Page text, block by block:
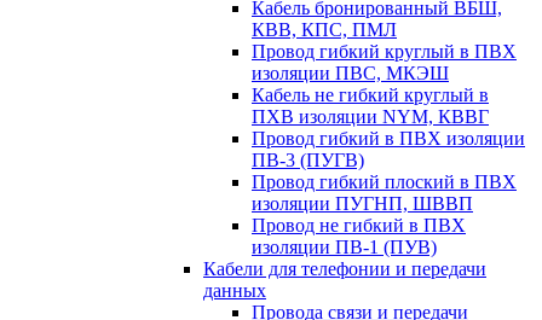
Кабель бронированный ВБШ,
КВВ, КПС, ПМЛ
Провод гибкий круглый в ПВХ
изоляции ПВС, МКЭШ
Кабель не гибкий круглый в
ПХВ изоляции NYM, КВВГ
Провод гибкий в ПВХ изоляции
ПВ-3 (ПУГВ)
Провод гибкий плоский в ПВХ
изоляции ПУГНП, ШВВП
Провод не гибкий в ПВХ
изоляции ПВ-1 (ПУВ)
Кабели для телефонии и передачи
данных
Провода связи и передачи